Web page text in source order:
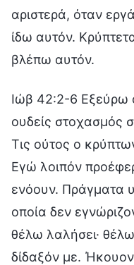
αριστερά, όταν
ίδω αυτόν.
βλέπω αυτόν.
Ιώβ 42:2-6 Εξεύρω
ουδείς στοχασμός
Τις ούτος ο
Εγώ λοιπόν
ενόουν. Πράγματα
οποία δεν
θέλω λαλήσει·
δίδαξόν με.